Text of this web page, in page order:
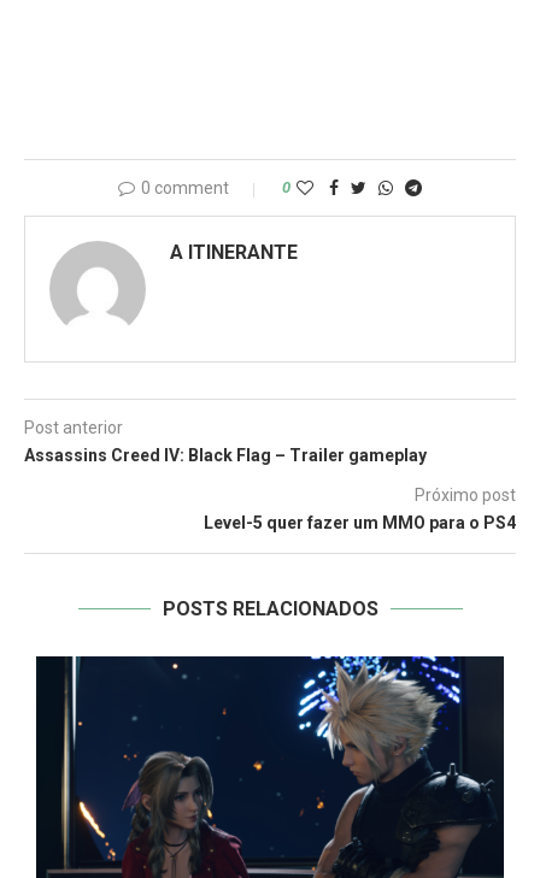
0 comment 0
A ITINERANTE
Post anterior
Assassins Creed IV: Black Flag – Trailer gameplay
Próximo post
Level-5 quer fazer um MMO para o PS4
POSTS RELACIONADOS